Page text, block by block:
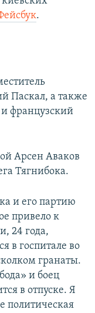
.
Паскал, а также
французский
Арсен Аваков
Тягнибока.
и его партию
привело к
24 года,
в госпитале во
гранаты.
и боец
в отпуске. Я
политическая